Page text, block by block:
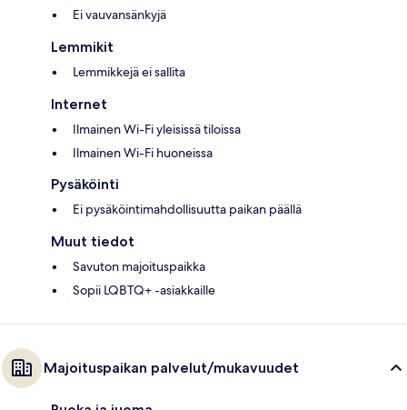
Ei vauvansänkyjä
Lemmikit
Lemmikkejä ei sallita
Internet
Ilmainen Wi-Fi yleisissä tiloissa
Ilmainen Wi-Fi huoneissa
Pysäköinti
Ei pysäköintimahdollisuutta paikan päällä
Muut tiedot
Savuton majoituspaikka
Sopii LQBTQ+ -asiakkaille
Majoituspaikan palvelut/mukavuudet